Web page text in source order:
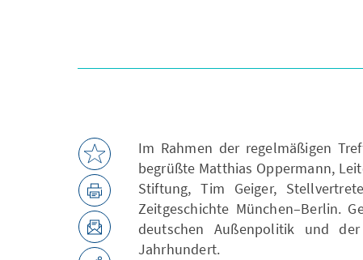
Im Rahmen der regelmäßigen
begrüßte Matthias Oppermann,
Stiftung, Tim Geiger,
Zeitgeschichte München–Berlin.
deutschen Außenpolitik und
Jahrhundert.